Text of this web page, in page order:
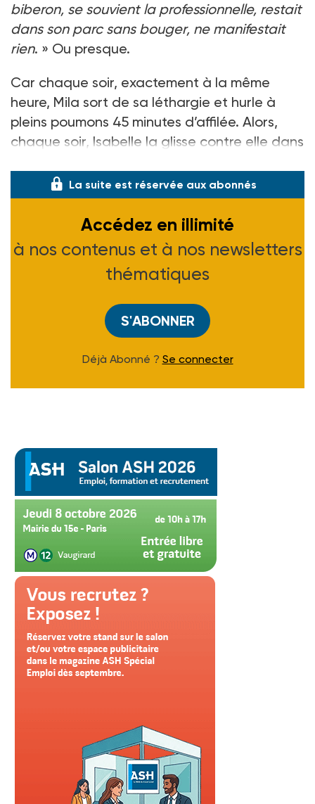
biberon, se souvient la professionnelle, restait
dans son parc sans bouger, ne manifestait
rien. » Ou presque.
Car chaque soir, exactement à la même
heure, Mila sort de sa léthargie et hurle à
pleins poumons 45 minutes d’affilée. Alors,
chaque soir, Isabelle la glisse contre elle dans
La suite est réservée aux abonnés
Accédez en illimité
à nos contenus et à nos newsletters
thématiques
S'ABONNER
Déjà Abonné ? Se connecter